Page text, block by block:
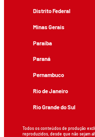
Distrito Federal
Minas Gerais
Paraíba
Paraná
Pernambuco
Rio de Janeiro
Rio Grande do Sul
Todos os conteúdos de produção
reproduzidos, desde que não sejam